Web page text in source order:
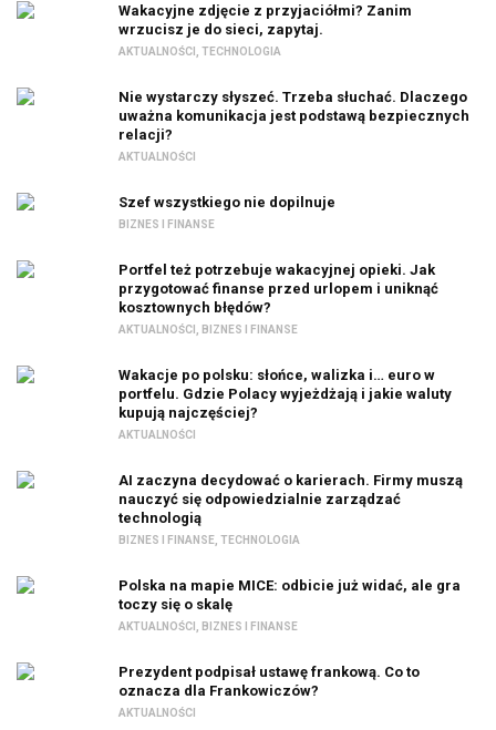
Wakacyjne zdjęcie z przyjaciółmi? Zanim
wrzucisz je do sieci, zapytaj.
AKTUALNOŚCI TECHNOLOGIA
Nie wystarczy słyszeć. Trzeba słuchać. Dlaczego
uważna komunikacja jest podstawą bezpiecznych
relacji?
AKTUALNOŚCI
Szef wszystkiego nie dopilnuje
BIZNES I FINANSE
Portfel też potrzebuje wakacyjnej opieki. Jak
przygotować finanse przed urlopem i uniknąć
kosztownych błędów?
AKTUALNOŚCI BIZNES I FINANSE
Wakacje po polsku: słońce, walizka i… euro w
portfelu. Gdzie Polacy wyjeżdżają i jakie waluty
kupują najczęściej?
AKTUALNOŚCI
AI zaczyna decydować o karierach. Firmy muszą
nauczyć się odpowiedzialnie zarządzać
technologią
BIZNES I FINANSE TECHNOLOGIA
Polska na mapie MICE: odbicie już widać, ale gra
toczy się o skalę
AKTUALNOŚCI BIZNES I FINANSE
Prezydent podpisał ustawę frankową. Co to
oznacza dla Frankowiczów?
AKTUALNOŚCI